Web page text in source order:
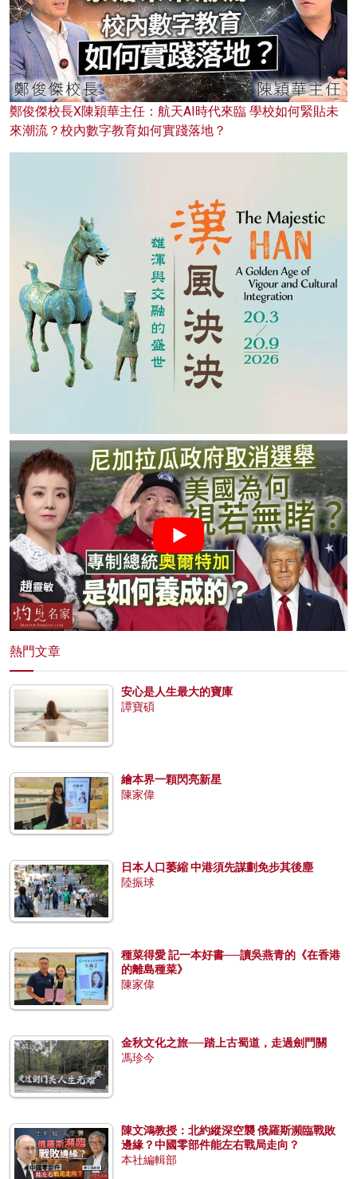
鄭俊傑校長X陳穎華主任：航天AI時代來臨 學校如何緊貼未
來潮流？校內數字教育如何實踐落地？
熱門文章
安心是人生最大的寶庫
譚寶碩
繪本界一顆閃亮新星
陳家偉
日本人口萎縮 中港須先謀劃免步其後塵
陸振球
種菜得愛 記一本好書──讀吳燕青的《在香港
的離島種菜》
陳家偉
金秋文化之旅──踏上古蜀道，走過劍門關
馮珍今
陳文鴻教授：北約縱深空襲 俄羅斯瀕臨戰敗
邊緣？中國零部件能左右戰局走向？
本社編輯部